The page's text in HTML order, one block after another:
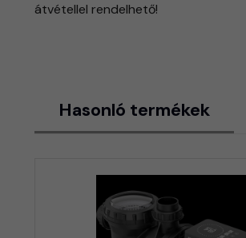
átvétellel rendelhető!
Hasonló termékek